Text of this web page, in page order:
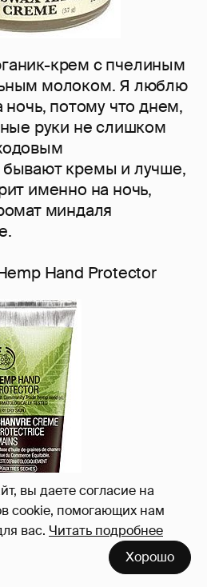
вы даете согласие на
cookie, помогающих нам
вас. Читать подробнее
Хорошо
крем с пчелиным
молоком. Я люблю
ночь, потому что днем,
руки не слишком
бывают кремы и лучше,
именно на ночь,
миндаля
Hand Protector
для рук с прекрасными